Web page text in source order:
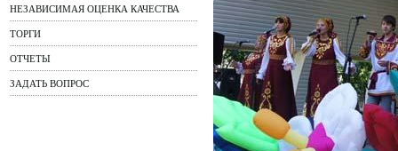
НЕЗАВИСИМАЯ ОЦЕНКА КАЧЕСТВА
ТОРГИ
ОТЧЕТЫ
ЗАДАТЬ ВОПРОС